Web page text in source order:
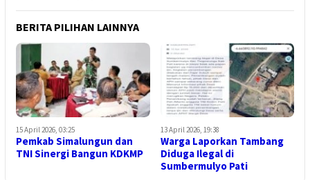
BERITA PILIHAN LAINNYA
15 April 2026, 03:25
Pemkab Simalungun dan
TNI Sinergi Bangun KDKMP
13 April 2026, 19:38
Warga Laporkan Tambang
Diduga Ilegal di
Sumbermulyo Pati